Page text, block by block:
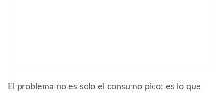
El problema no es solo el consumo pico: es lo que